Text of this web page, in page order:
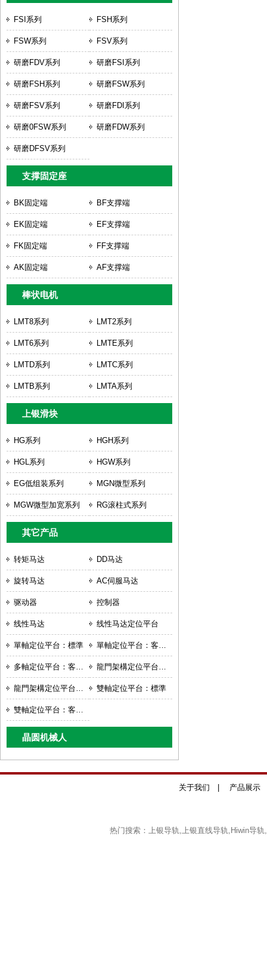
FSI系列 FSH系列
FSW系列 FSV系列
研磨FDV系列 研磨FSI系列
研磨FSH系列 研磨FSW系列
研磨FSV系列 研磨FDI系列
研磨0FSW系列 研磨FDW系列
研磨DFSV系列
支撑固定座
BK固定端 BF支撑端
EK固定端 EF支撑端
FK固定端 FF支撑端
AK固定端 AF支撑端
棒状电机
LMT8系列 LMT2系列
LMT6系列 LMTE系列
LMTD系列 LMTC系列
LMTB系列 LMTA系列
上银滑块
HG系列 HGH系列
HGL系列 HGW系列
EG低组装系列 MGN微型系列
MGW微型加宽系列 RG滚柱式系列
其它产品
转矩马达 DD马达
旋转马达 AC伺服马达
驱动器 控制器
线性马达 线性马达定位平台
單軸定位平台：標準 單軸定位平台：客製化
多軸定位平台：客製化 龍門架構定位平台：標準
龍門架構定位平台：客製化 雙軸定位平台：標準
雙軸定位平台：客製化
晶圆机械人
关于我们 产品展示
热门搜索：上银导轨,上银直线导轨,Hiwin导